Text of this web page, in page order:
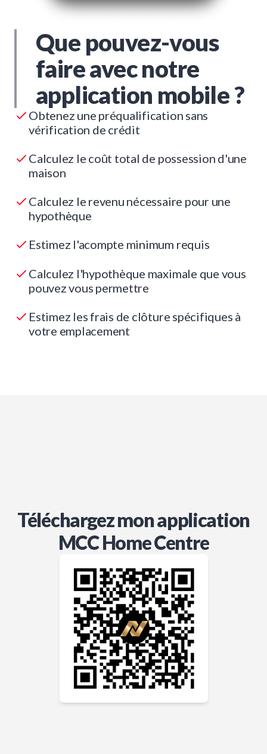
Que pouvez-vous
faire avec notre
application mobile ?
Obtenez une préqualification sans
vérification de crédit
Calculez le coût total de possession d'une
maison
Calculez le revenu nécessaire pour une
hypothèque
Estimez l'acompte minimum requis
Calculez l'hypothèque maximale que vous
pouvez vous permettre
Estimez les frais de clôture spécifiques à
votre emplacement
Téléchargez mon application
MCC Home Centre